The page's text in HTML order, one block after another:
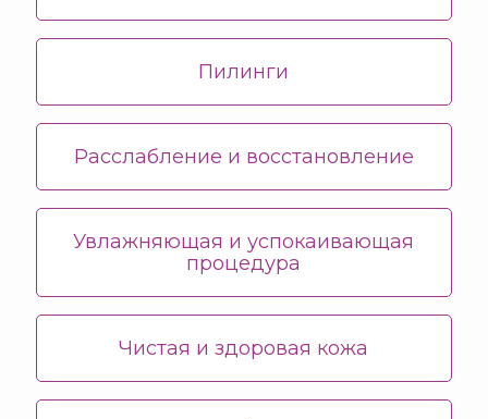
Пилинги
Расслабление и восстановление
Увлажняющая и успокаивающая
процедура
Чистая и здоровая кожа